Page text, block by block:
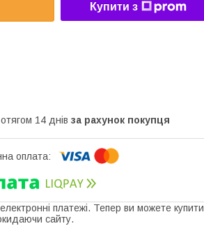
Купити з
14 днів за рахунок покупця
платежі. Тепер ви можете купити
сайту.